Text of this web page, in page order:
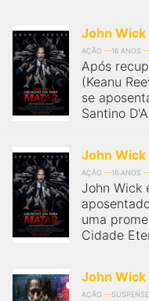
John Wick
AÇÃO 16 ANOS
Após
(Keanu
se
Santino
John Wick
AÇÃO 16 ANOS
John Wick
uma
Cidade
John Wick
AÇÃO SUSPENSE